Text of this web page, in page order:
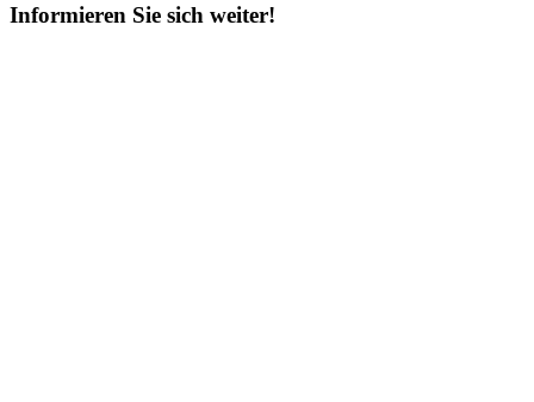
Informieren Sie sich weiter!